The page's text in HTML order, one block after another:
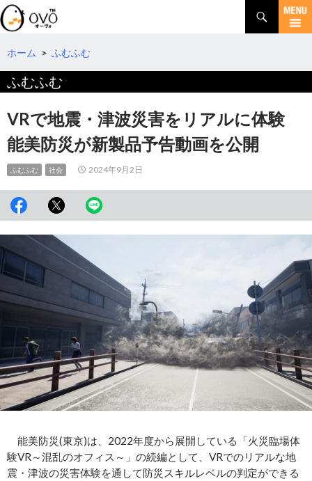
検
索
コ
テ
へ
移
ホーム > ふむふむ
ふむふむ
VRで地震・津波災害をリアルに体験
能美防災が新製品予告動画を公開
ふむふむ 社会 2024年9月2日
能美防災(東京)は、2022年度から展開している「火災臨場体
験VR～混乱のオフィス～」の続編として、VRでのリアルな地
震・津波の災害体験を通して防災スキルレベルの判定ができる